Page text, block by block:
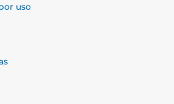
uso